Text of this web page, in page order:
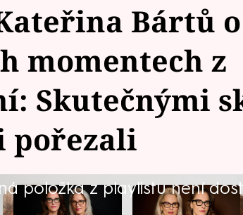
Bártů o
momentech z
Skutečnými
pořezali
položka z playlistu není